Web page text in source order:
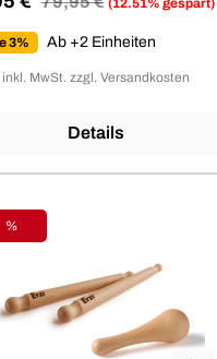
3% Ab +2 Einheiten
MwSt. zzgl. Versandkosten
Details
Rabatt
%